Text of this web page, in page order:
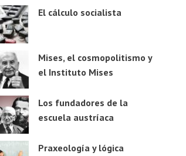
El cálculo socialista
Mises, el cosmopolitismo y
el Instituto Mises
Los fundadores de la
escuela austríaca
Praxeología y lógica